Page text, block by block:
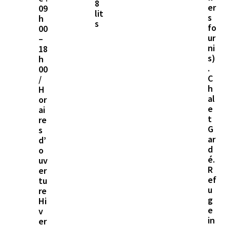
09
h
00
–
18
h
00
/
H
or
ai
re
s
d’
o
uv
er
tu
re
Hi
v
er
8
lit
s
er
s
fo
ur
ni
s)
.
C
h
al
e
t
G
ar
d
é.
R
ef
u
g
e
in